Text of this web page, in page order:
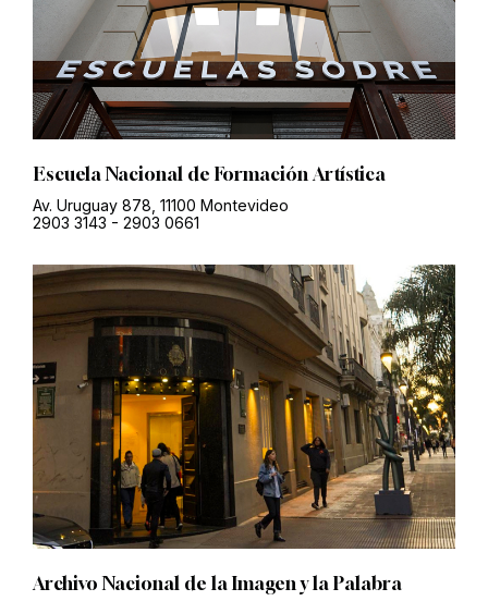
Escuela Nacional de Formación Artística
Av. Uruguay 878, 11100 Montevideo
2903 3143 - 2903 0661
Archivo Nacional de la Imagen y la Palabra